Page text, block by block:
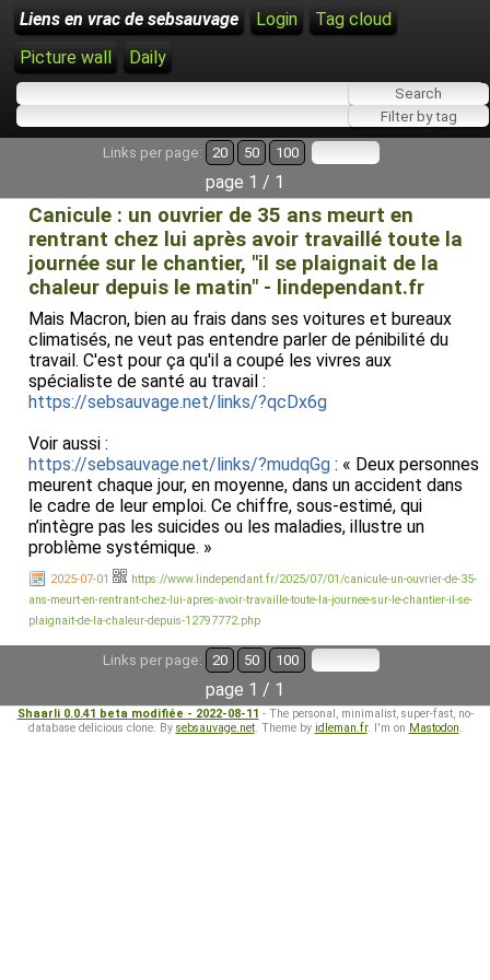
Liens en vrac de sebsauvage Login
Tag cloud
Picture wall
Daily
Links per page: 20 50 100
page 1 / 1
Canicule : un ouvrier de 35 ans meurt en
rentrant chez lui après avoir travaillé toute la
journée sur le chantier, "il se plaignait de la
chaleur depuis le matin" - lindependant.fr
Mais Macron, bien au frais dans ses voitures et bureaux
climatisés, ne veut pas entendre parler de pénibilité du
travail. C'est pour ça qu'il a coupé les vivres aux
spécialiste de santé au travail :
https://sebsauvage.net/links/?qcDx6g
Voir aussi :
https://sebsauvage.net/links/?mudqGg : « Deux personnes
meurent chaque jour, en moyenne, dans un accident dans
le cadre de leur emploi. Ce chiffre, sous-estimé, qui
n’intègre pas les suicides ou les maladies, illustre un
problème systémique. »
2025-07-01
https://www.lindependant.fr/2025/07/01/canicule-un-ouvrier-de-35-
ans-meurt-en-rentrant-chez-lui-apres-avoir-travaille-toute-la-journee-sur-le-chantier-il-se-
plaignait-de-la-chaleur-depuis-12797772.php
Links per page: 20 50 100
page 1 / 1
Shaarli 0.0.41 beta modifiée - 2022-08-11 - The personal, minimalist, super-fast, no-
database delicious clone. By sebsauvage.net. Theme by idleman.fr. I'm on Mastodon.